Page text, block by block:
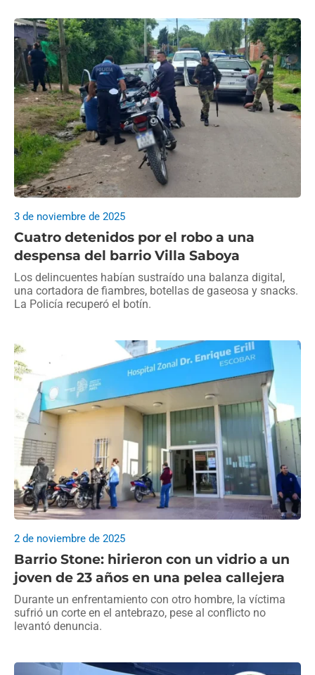
Cuatro detenidos por el robo a una
despensa del barrio Villa Saboya
3 de noviembre de 2025
Los delincuentes habían sustraído una balanza digital,
una cortadora de fiambres, botellas de gaseosa y snacks.
La Policía recuperó el botín.
Barrio Stone: hirieron con un vidrio a un
joven de 23 años en una pelea callejera
2 de noviembre de 2025
Durante un enfrentamiento con otro hombre, la víctima
sufrió un corte en el antebrazo, pese al conflicto no
levantó denuncia.